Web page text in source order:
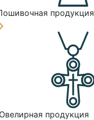
продукция
продукция